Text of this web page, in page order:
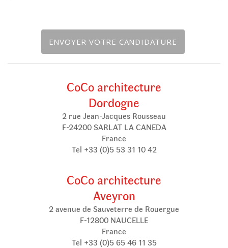
CoCo architecture
Dordogne
2 rue Jean-Jacques Rousseau
F-24200 SARLAT LA CANEDA
France
Tel +33 (0)5 53 31 10 42
CoCo architecture
Aveyron
2 avenue de Sauveterre de Rouergue
F-12800 NAUCELLE
France
Tel +33 (0)5 65 46 11 35